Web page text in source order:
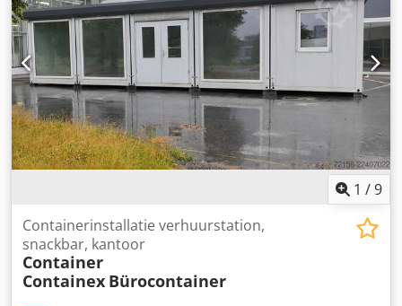
1 /9
Containerinstallatie verhuurstation,
snackbar, kantoor
Container
Containex Bürocontainer